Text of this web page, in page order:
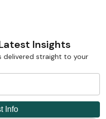
Insights
delivered straight to your